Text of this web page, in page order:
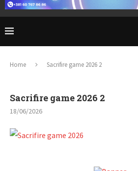
Home Sacrifire game 2026 2
Sacrifire game 2026 2
18/06/2026